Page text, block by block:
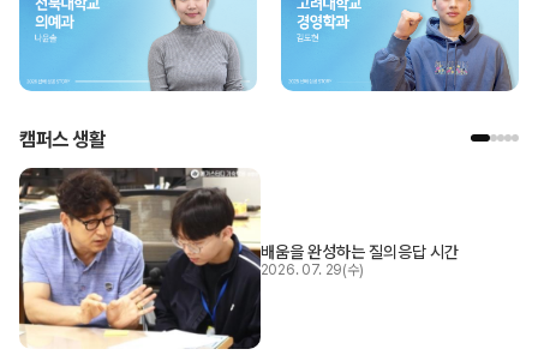
캠퍼스 생활
배움을 완성하는 질의응답 시간
2026. 07. 29(수)